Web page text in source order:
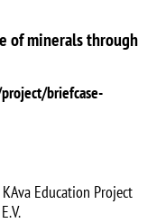
of minerals through
briefcase-
Education Project